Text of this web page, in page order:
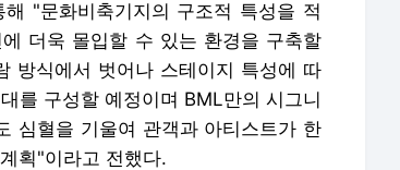
"문화비축기지의 구조적 특성을 적
더욱 몰입할 수 있는 환경을 구축할
방식에서 벗어나 스테이지 특성에 따
를 구성할 예정이며 BML만의 시그니
심혈을 기울여 관객과 아티스트가 한
획"이라고 전했다.